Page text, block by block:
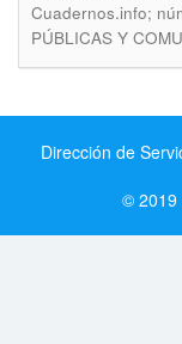
Cuadernos.info;
PÚBLICAS Y
Dirección de
© 2019